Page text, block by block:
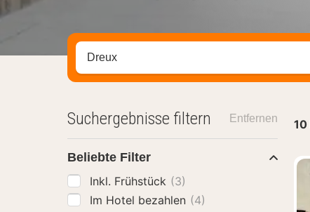
Stadt, Region oder Hotel suchen
10
Suchergebnisse filtern Entfernen
Beliebte Filter
Inkl. Frühstück (3)
Im Hotel bezahlen (4)